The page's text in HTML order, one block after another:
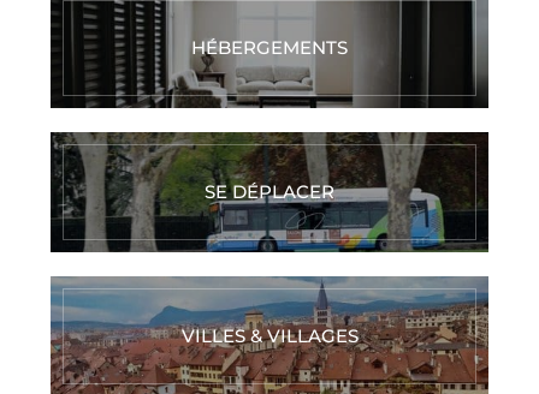
HÉBERGEMENTS
SE DÉPLACER
VILLES & VILLAGES